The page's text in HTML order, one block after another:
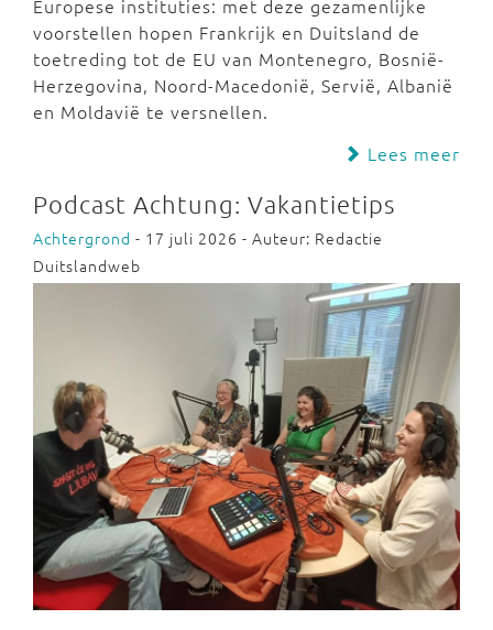
Europese instituties: met deze gezamenlijke
voorstellen hopen Frankrijk en Duitsland de
toetreding tot de EU van Montenegro, Bosnië-
Herzegovina, Noord-Macedonië, Servië, Albanië
en Moldavië te versnellen.
Lees meer
Podcast Achtung: Vakantietips
Achtergrond - 17 juli 2026 - Auteur: Redactie
Duitslandweb